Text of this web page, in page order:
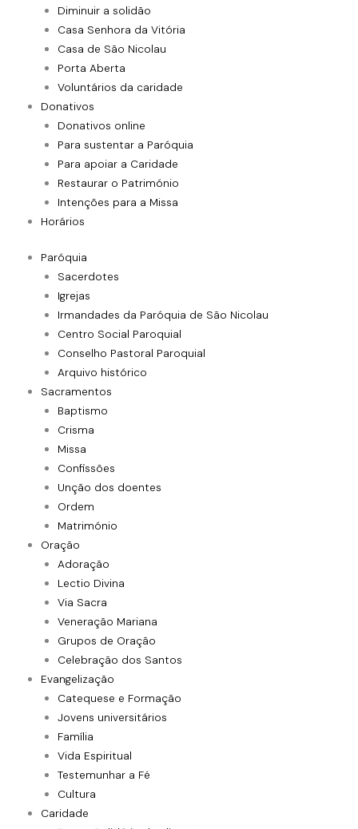
Diminuir a solidão
Casa Senhora da Vitória
Casa de São Nicolau
Porta Aberta
Voluntários da caridade
Donativos
Donativos online
Para sustentar a Paróquia
Para apoiar a Caridade
Restaurar o Património
Intenções para a Missa
Horários
Paróquia
Sacerdotes
Igrejas
Irmandades da Paróquia de São Nicolau
Centro Social Paroquial
Conselho Pastoral Paroquial
Arquivo histórico
Sacramentos
Baptismo
Crisma
Missa
Confissões
Unção dos doentes
Ordem
Matrimónio
Oração
Adoração
Lectio Divina
Via Sacra
Veneração Mariana
Grupos de Oração
Celebração dos Santos
Evangelização
Catequese e Formação
Jovens universitários
Família
Vida Espiritual
Testemunhar a Fé
Cultura
Caridade